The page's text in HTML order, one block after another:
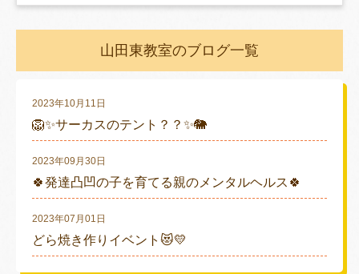
山田東教室のブログ一覧
2023年10月11日
🦁✨サーカスのテント？？✨🐘
2023年09月30日
🍀発達凸凹の子を育てる親のメンタルヘルス🍀
2023年07月01日
どら焼き作りイベント😻💛